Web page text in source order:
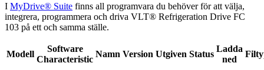
I MyDrive® Suite finns all programvara du behöver för att välja,
integrera, programmera och driva VLT® Refrigeration Drive FC
103 på ett och samma ställe.
Modell
Software
Characteristic
Namn Version Utgiven Status
Ladda
ned